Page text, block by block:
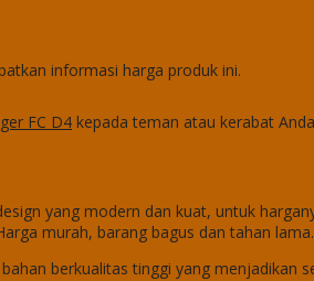
informasi harga produk ini.
FC D4 kepada teman atau kerabat
yang modern dan kuat, untuk
murah, barang bagus dan tahan lama.
berkualitas tinggi yang menjadikan